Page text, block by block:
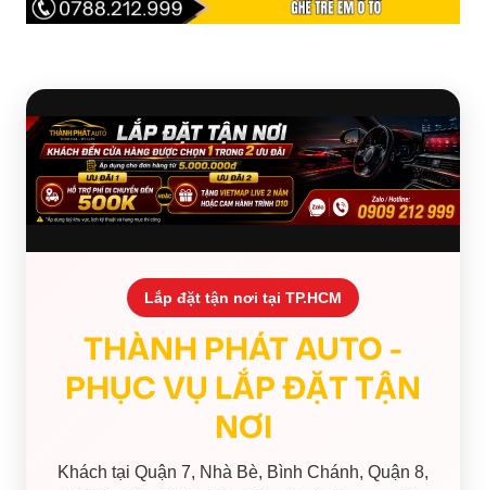
Lắp đặt tận nơi tại TP.HCM
THÀNH PHÁT AUTO -
PHỤC VỤ LẮP ĐẶT TẬN
NƠI
Khách tại Quận 7, Nhà Bè, Bình Chánh, Quận 8,